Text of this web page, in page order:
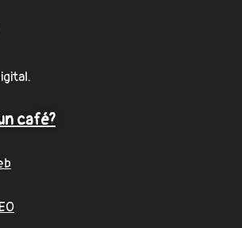
café?